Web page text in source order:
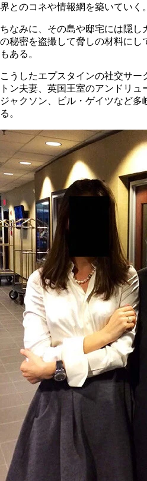
界とのコネや情報網を築いていく。
ちなみに、その島や邸宅には隠
の秘密を盗撮して脅しの材料にし
もある。
こうしたエプスタインの社交サー
トン夫妻、英国王室のアンドリュ
ジャクソン、ビル・ゲイツなど多
る。